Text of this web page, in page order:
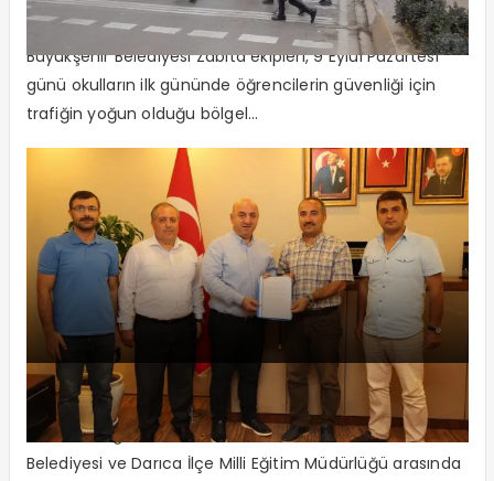
Büyükşehir Zabıta görev başında
Büyükşehir Belediyesi Zabıta ekipleri, 9 Eylül Pazartesi
günü okulların ilk gününde öğrencilerin güvenliği için
trafiğin yoğun olduğu bölgel...
Darıca Belediyesi’nden Örnek Proje
3 bin 750 öğrenci kendi adına fidan dikecek Darıca
Belediyesi ve Darıca İlçe Milli Eğitim Müdürlüğü arasında